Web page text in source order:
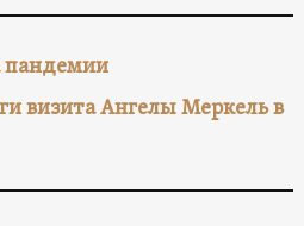
пандемии
визита Ангелы Меркель в